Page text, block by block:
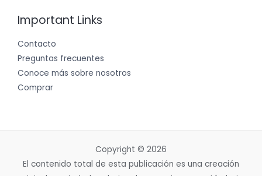
Important Links
Contacto
Preguntas frecuentes
Conoce más sobre nosotros
Comprar
Copyright © 2026
El contenido total de esta publicación es una creación